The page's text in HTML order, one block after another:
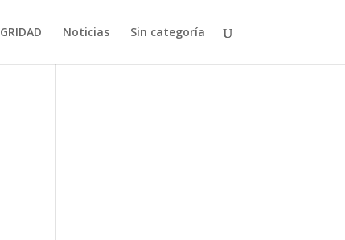
Noticias Sin categoría